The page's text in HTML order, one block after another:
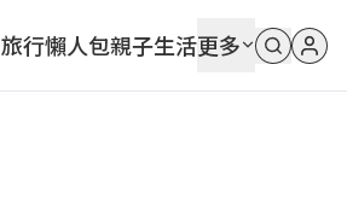
旅行懶人包親子生活更多